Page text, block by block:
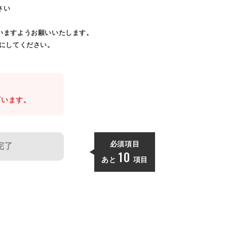
い
すようお願いいたします。
してください。
ます。
了 必須項目
あと 10 項目